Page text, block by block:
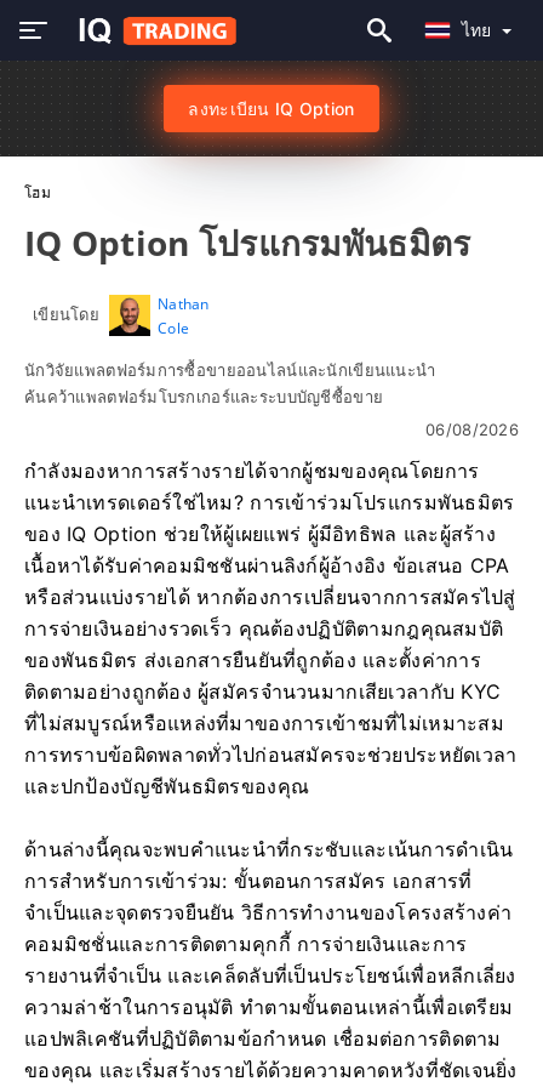
ไทย
ลงทะเบียน IQ Option
โฮม
IQ Option โปรแกรมพันธมิตร
เขียนโดย
Nathan
Cole
นักวิจัยแพลตฟอร์มการซื้อขายออนไลน์และนักเขียนแนะนำ
ค้นคว้าแพลตฟอร์มโบรกเกอร์และระบบบัญชีซื้อขาย
06/08/2026
กำลังมองหาการสร้างรายได้จากผู้ชมของคุณโดยการ
แนะนำเทรดเดอร์ใช่ไหม? การเข้าร่วมโปรแกรมพันธมิตร
ของ IQ Option ช่วยให้ผู้เผยแพร่ ผู้มีอิทธิพล และผู้สร้าง
เนื้อหาได้รับค่าคอมมิชชันผ่านลิงก์ผู้อ้างอิง ข้อเสนอ CPA
หรือส่วนแบ่งรายได้ หากต้องการเปลี่ยนจากการสมัครไปสู่
การจ่ายเงินอย่างรวดเร็ว คุณต้องปฏิบัติตามกฎคุณสมบัติ
ของพันธมิตร ส่งเอกสารยืนยันที่ถูกต้อง และตั้งค่าการ
ติดตามอย่างถูกต้อง ผู้สมัครจำนวนมากเสียเวลากับ KYC
ที่ไม่สมบูรณ์หรือแหล่งที่มาของการเข้าชมที่ไม่เหมาะสม
การทราบข้อผิดพลาดทั่วไปก่อนสมัครจะช่วยประหยัดเวลา
และปกป้องบัญชีพันธมิตรของคุณ
ด้านล่างนี้คุณจะพบคำแนะนำที่กระชับและเน้นการดำเนิน
การสำหรับการเข้าร่วม: ขั้นตอนการสมัคร เอกสารที่
จำเป็นและจุดตรวจยืนยัน วิธีการทำงานของโครงสร้างค่า
คอมมิชชั่นและการติดตามคุกกี้ การจ่ายเงินและการ
รายงานที่จำเป็น และเคล็ดลับที่เป็นประโยชน์เพื่อหลีกเลี่ยง
ความล่าช้าในการอนุมัติ ทำตามขั้นตอนเหล่านี้เพื่อเตรียม
แอปพลิเคชันที่ปฏิบัติตามข้อกำหนด เชื่อมต่อการติดตาม
ของคุณ และเริ่มสร้างรายได้ด้วยความคาดหวังที่ชัดเจนยิ่ง